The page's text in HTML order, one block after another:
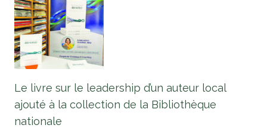
Le livre sur le leadership d’un auteur local
ajouté à la collection de la Bibliothèque
nationale